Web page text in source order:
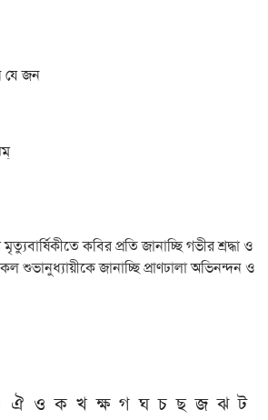
যে জন
কবির প্রতি জানাচ্ছি গভীর শ্রদ্ধা ও
শুভানুধ্যায়ীকে জানাচ্ছি প্রাণঢালা অভিনন্দন ও
ঐ ও ক খ ক্ষ গ ঘ চ ছ জ ঝ ট